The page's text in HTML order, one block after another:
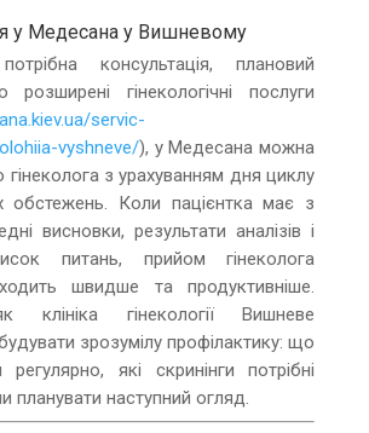
у Медесана у Вишневому
консультація, плановий
гінекологічні послуги
servic-
vyshneve/), у Медесана можна
гінеколога з урахуванням дня циклу
обстежень. Коли пацієнтка має з
висновки, результати аналізів і
питань, прийом гінеколога
швидше та продуктивніше.
клініка гінекології Вишневе
зрозумілу профілактику: що
які скринінги потрібні
планувати наступний огляд.